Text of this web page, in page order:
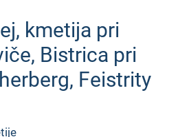
kmetija pri
Bistrica pri
Feistrity